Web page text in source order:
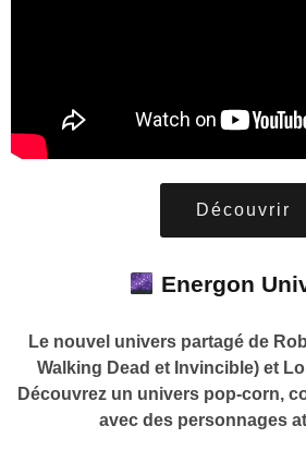
Découvrir
Energon
Le nouvel univers partagé de
Walking Dead et Invincible) et
Découvrez un univers pop-corn,
avec des personnages